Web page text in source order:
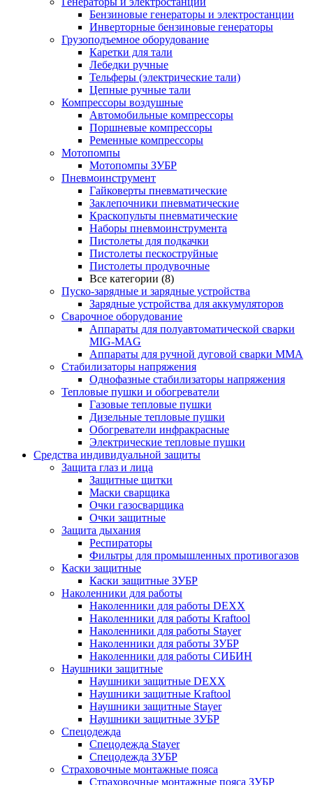
Бензиновые генераторы и электростанции
Инверторные бензиновые генераторы
Грузоподъемное оборудование
Каретки для тали
Лебедки ручные
Тельферы (электрические тали)
Цепные ручные тали
Компрессоры воздушные
Автомобильные компрессоры
Поршневые компрессоры
Ременные компрессоры
Мотопомпы
Мотопомпы ЗУБР
Пневмоинструмент
Гайковерты пневматические
Заклепочники пневматические
Краскопульты пневматические
Наборы пневмоинструмента
Пистолеты для подкачки
Пистолеты пескоструйные
Пистолеты продувочные
Все категории (8)
Пуско-зарядные и зарядные устройства
Зарядные устройства для аккумуляторов
Сварочное оборудование
Аппараты для полуавтоматической сварки
MIG-MAG
Аппараты для ручной дуговой сварки MMA
Стабилизаторы напряжения
Однофазные стабилизаторы напряжения
Тепловые пушки и обогреватели
Газовые тепловые пушки
Дизельные тепловые пушки
Обогреватели инфракрасные
Электрические тепловые пушки
Средства индивидуальной защиты
Защита глаз и лица
Защитные щитки
Маски сварщика
Очки газосварщика
Очки защитные
Защита дыхания
Респираторы
Фильтры для промышленных противогазов
Каски защитные
Каски защитные ЗУБР
Наколенники для работы
Наколенники для работы DEXX
Наколенники для работы Kraftool
Наколенники для работы Stayer
Наколенники для работы ЗУБР
Наколенники для работы СИБИН
Наушники защитные
Наушники защитные DEXX
Наушники защитные Kraftool
Наушники защитные Stayer
Наушники защитные ЗУБР
Спецодежда
Спецодежда Stayer
Спецодежда ЗУБР
Страховочные монтажные пояса
Страховочные монтажные пояса ЗУБР